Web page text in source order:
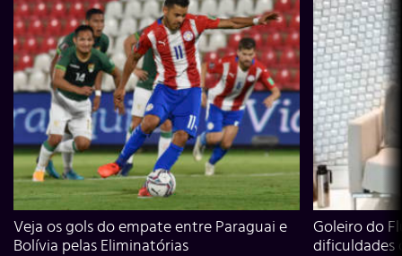
Veja os gols do empate entre Paraguai e
Bolívia pelas Eliminatórias
Goleiro do
dificuldades